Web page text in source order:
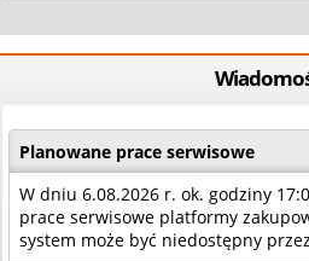
Planowane prace serwisowe
W dniu 6.08.2026 r. ok. godziny
prace serwisowe platformy
system może być niedostępny